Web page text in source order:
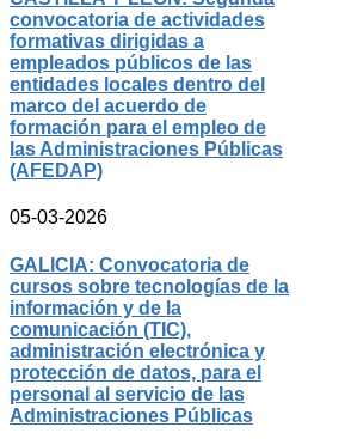
convocatoria de actividades
formativas dirigidas a
empleados públicos de las
entidades locales dentro del
marco del acuerdo de
formación para el empleo de
las Administraciones Públicas
(AFEDAP)
05-03-2026
GALICIA: Convocatoria de
cursos sobre tecnologías de la
información y de la
comunicación (TIC),
administración electrónica y
protección de datos, para el
personal al servicio de las
Administraciones Públicas